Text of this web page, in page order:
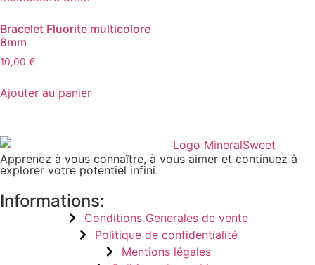
Bracelet Fluorite multicolore
8mm
10,00 €
Ajouter au panier
Apprenez à vous connaître, à vous aimer et continuez à
explorer votre potentiel infini.
Informations:
Conditions Generales de vente
Politique de confidentialité
Mentions légales